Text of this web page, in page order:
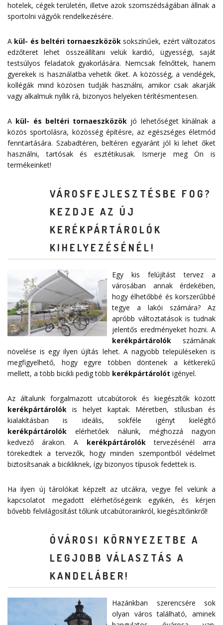
hotelek, cégek területén, illetve azok szomszédságában állnak a
sportolni vágyók rendelkezésére.
A kül- és beltéri tornaeszközök sokszínűek, ezért változatos
edzőteret lehet összeállítani velük kardió, ügyességi, saját
testsúlyos feladatok gyakorlására. Nemcsak felnőttek, hanem
gyerekek is használatba vehetik őket. A közösség, a vendégek,
kollégák mind közösen tudják használni, amikor csak akarják
vagy alkalmuk nyílik rá, bizonyos helyeken térítésmentesen.
A kül- és beltéri tornaeszközök jó lehetőséget kínálnak a
közös sportolásra, közösség építésre, az egészséges életmód
fenntartására. Szabadtéren, beltéren egyaránt jól ki lehet őket
használni, tartósak és esztétikusak. Ismerje meg Ön is
termékeinket!
VÁROSFEJLESZTÉSBE FOG?
KEZDJE AZ ÚJ
KERÉKPÁRTÁROLÓK
KIHELYEZÉSÉNÉL!
Egy kis felújítást tervez a
városában annak érdekében,
hogy élhetőbbé és korszerűbbé
tegye a lakói számára? Az
apróbb változtatások is tudnak
jelentős eredményeket hozni. A
kerékpártárolók számának
növelése is egy ilyen újítás lehet. A nagyobb településeken is
megfigyelhető, hogy egyre többen döntenek a kétkerekű
mellett, a több bicikli pedig több kerékpártárolót igényel.
Az általunk forgalmazott utcabútorok és kiegészítők között
kerékpártárolók is helyet kaptak. Méretben, stílusban és
kialakításban is ideális, sokféle igényt kielégítő
kerékpártárolók elérhetőek nálunk, méghozzá nagyon
kedvező árakon. A kerékpártárolóktervezésénél arra
törekedtek a tervezők, hogy minden szempontból védelmet
biztosítsanak a bicikliknek, így bizonyos típusok fedettek is.
Ha ilyen új tárolókat képzelt az utcákra, vegye fel velünk a
kapcsolatot megadottelérhetőségeink egyikén, és kérjen
bővebb felvilágosítást tőlünk utcabútorainkról, kiegészítőinkről!
ÓVÁROSI KÖRNYEZETBE A
LEGJOBB VÁLASZTÁS A
KANDELÁBER!
Hazánkban szerencsére sok
olyan város található, aminek